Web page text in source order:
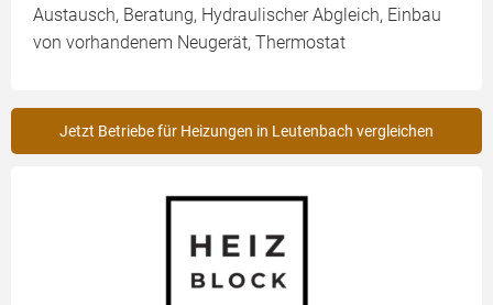
Austausch, Beratung, Hydraulischer Abgleich, Einbau
von vorhandenem Neugerät, Thermostat
Jetzt Betriebe für Heizungen in Leutenbach vergleichen